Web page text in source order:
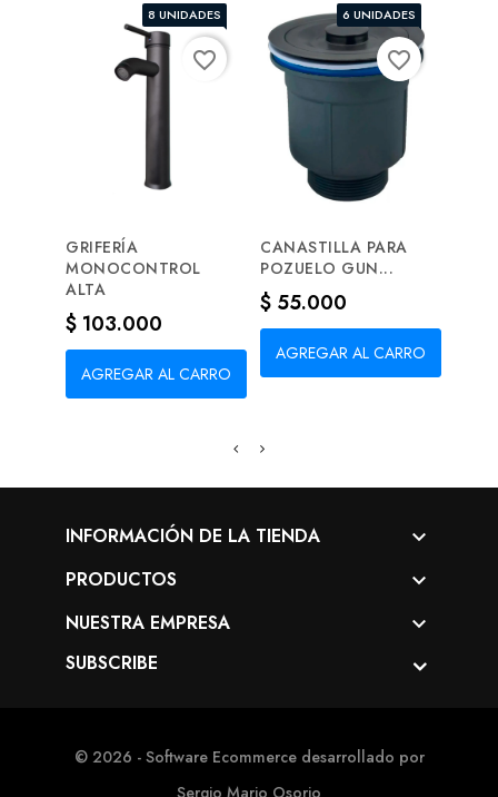
8 UNIDADES
GRIFERÍA
MONOCONTROL
ALTA
Precio
$ 103.000
AGREGAR AL CARRO
favorite_border
6 UNIDADES
CANASTILLA PARA
POZUELO GUN...
Precio
$ 55.000
AGREGAR AL CARRO
favorite_border
INFORMACIÓN DE LA TIENDA 
PRODUCTOS 
NUESTRA EMPRESA 
SUBSCRIBE
© 2026 - Software Ecommerce desarrollado por
Sergio Mario Osorio